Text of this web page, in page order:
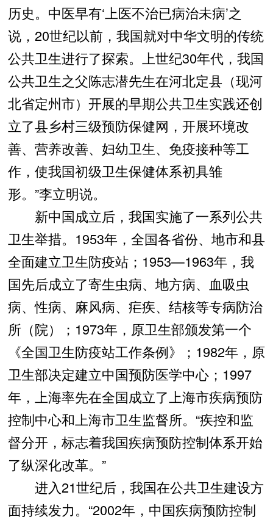
历史。中医早有‘上医不治已病治未病’之
说，20世纪以前，我国就对中华文明的传统
公共卫生进行了探索。上世纪30年代，我国
公共卫生之父陈志潜先生在河北定县（现河
北省定州市）开展的早期公共卫生实践还创
立了县乡村三级预防保健网，开展环境改
善、营养改善、妇幼卫生、免疫接种等工
作，使我国初级卫生保健体系初具雏
形。”李立明说。
新中国成立后，我国实施了一系列公共
卫生举措。1953年，全国各省份、地市和县
全面建立卫生防疫站；1953—1963年，我
国先后成立了寄生虫病、地方病、血吸虫
病、性病、麻风病、疟疾、结核等专病防治
所（院）；1973年，原卫生部颁发第一个
《全国卫生防疫站工作条例》；1982年，原
卫生部决定建立中国预防医学中心；1997
年，上海率先在全国成立了上海市疾病预防
控制中心和上海市卫生监督所。“疾控和监
督分开，标志着我国疾病预防控制体系开始
了纵深化改革。”
进入21世纪后，我国在公共卫生建设方
面持续发力。“2002年，中国疾病预防控制